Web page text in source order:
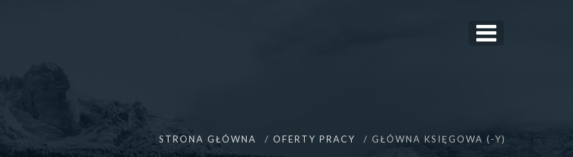
STRONA GŁÓWNA OFERTY PRACY GŁÓWNA KSIĘGOWA (-Y)